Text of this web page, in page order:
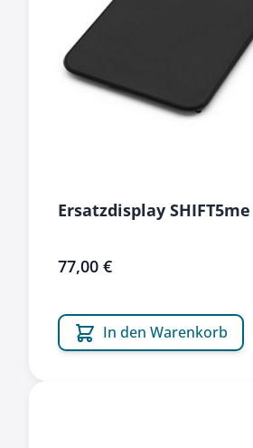
Ersatzdisplay SHIFT5me
77,00 €
In den Warenkorb